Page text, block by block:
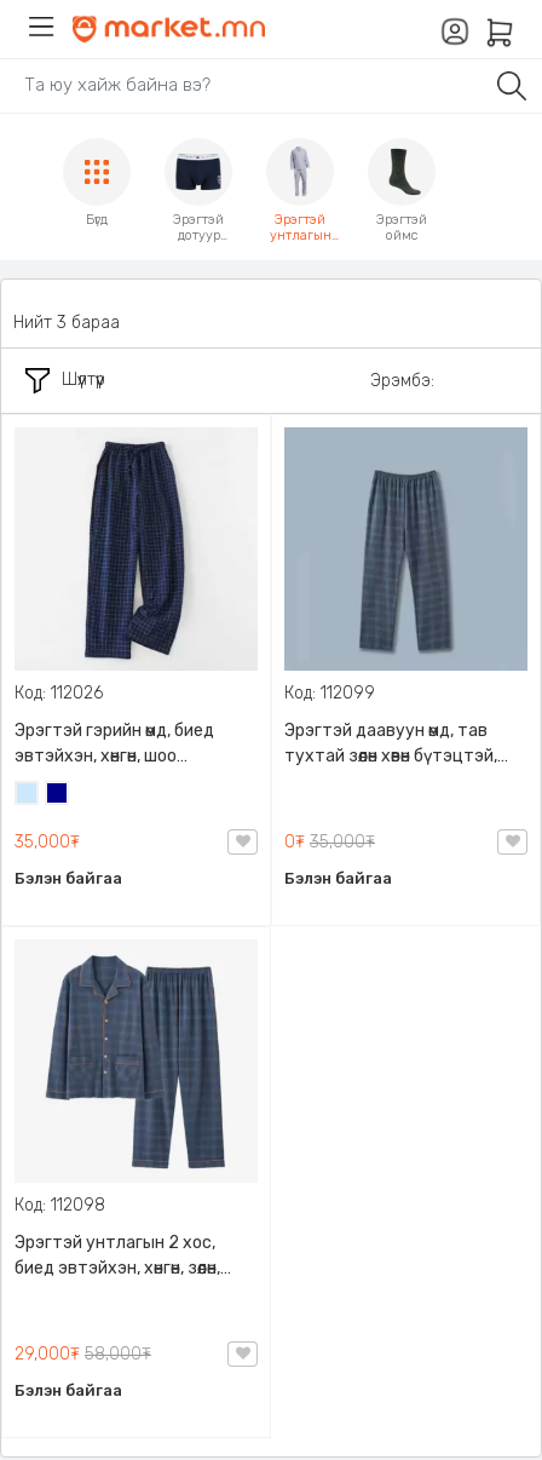
Бүгд
Эрэгтэй
дотуур
Эрэгтэй
унтлагын
Эрэгтэй
оймс
Шүүлтүүр
Нийт 3 бараа
Эрэмбэ:
Код: 112026
Эрэгтэй гэрийн өмд, биед
эвтэйхэн, хөнгөн, шоо
хэлбэрийн хээтэй, уян
туузан бүсэлхийтэй, гүн
халаастай
35,000₮
Бэлэн байгаа
Код: 112099
Эрэгтэй даавуун өмд, тав
тухтай зөөлөн хөвөн бүтэцтэй,
уян бүсэлхийтэй, халаастай
0₮ 35,000₮
Бэлэн байгаа
Код: 112098
Эрэгтэй унтлагын 2 хос,
биед эвтэйхэн, хөнгөн, зөөлөн,
бүсэлхийтэй
29,000₮ 58,000₮
Бэлэн байгаа